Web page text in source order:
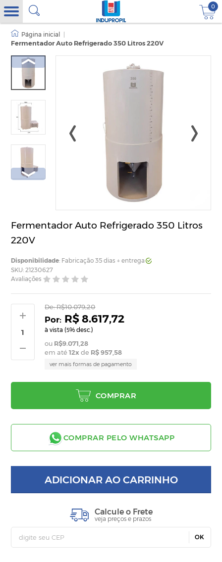
0
Fermentador Auto Refrigerado 350 Litros 220V
Fermentador Auto Refrigerado 350 Litros
220V
Disponibilidade: Fabricação 35 dias + entrega
SKU: 21230627
Avaliações
R$ 8.617,72
à vista (5% desc.)
De:R$10.079,20
R$9.071,28
em até12x de R$ 957,58
ver mais formas de pagamento
COMPRAR
COMPRAR PELO WHATSAPP
ADICIONAR AO CARRINHO
Calcule o Frete
veja preços e prazos
OK